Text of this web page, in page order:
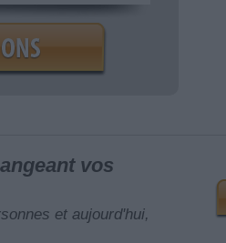
vos
et aujourd'hui,